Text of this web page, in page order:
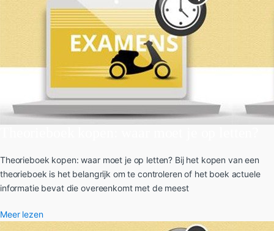
Theorieboek kopen: waar moet je op letten? Bij het kopen van een
theorieboek is het belangrijk om te controleren of het boek actuele
informatie bevat die overeenkomt met de meest
Meer lezen